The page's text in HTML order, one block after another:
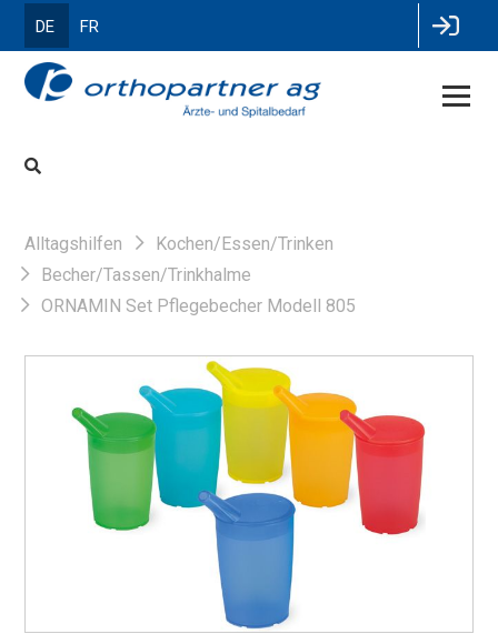
DE FR
Alltagshilfen
Kochen/Essen/Trinken
Becher/Tassen/Trinkhalme
ORNAMIN Set Pflegebecher Modell 805